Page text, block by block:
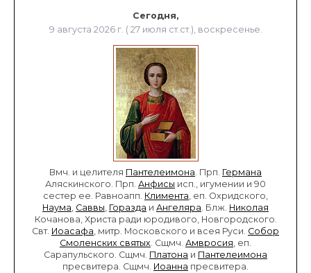
Сегодня,
9 августа 2026 г. ( 27 июля ст.ст.), воскресенье.
Вмч. и целителя Пантелеимона. Прп. Германа
Аляскинского. Прп. Анфисы исп., игумении и 90
сестер ее. Равноапп. Климента, еп. Охридского,
Наума, Саввы, Горазда и Ангеляра. Блж. Николая
Кочанова, Христа ради юродивого, Новгородского.
Свт. Иоасафа, митр. Московского и всея Руси. Собор
Смоленских святых. Сщмч. Амвросия, еп.
Сарапульского. Сщмч. Платона и Пантелеимона
пресвитера. Сщмч. Иоанна пресвитера.